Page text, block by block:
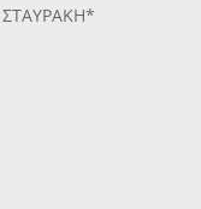
ΣΤΑΥΡΑΚΗ*